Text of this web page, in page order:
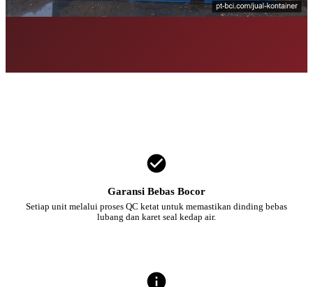
Garansi Bebas Bocor
Setiap unit melalui proses QC ketat untuk memastikan dinding bebas
lubang dan karet seal kedap air.